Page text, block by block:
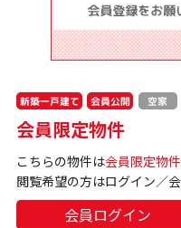
新築一戸建て 会員公開 空家
会員限定物件
こちらの物件は会員限定物件
閲覧希望の方はログイン／
会員ログイン